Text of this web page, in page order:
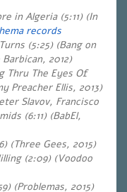
in Algeria (5:11) (In
records
(5:25)(Bang on
2012)
Thru The Eyes Of
Preacher Ellis, 2013)
Slavov, Francisco
(6:11) (BabEl,
(Three Gees, 2015)
(2:09) (Voodoo
(Problemas, 2015)